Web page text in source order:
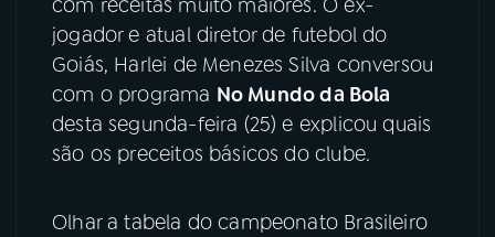
08FESTIVAL DE MÚSICA
ACOMPANHE A RÁDIO NACIONAL
YouTube Facebook
com receitas muito maiores. O ex-
jogador e atual diretor de futebol do
Goiás, Harlei de Menezes Silva conversou
com o programa No Mundo da Bola
desta segunda-feira (25) e explicou quais
são os preceitos básicos do clube.
Olhar a tabela do campeonato Brasileiro